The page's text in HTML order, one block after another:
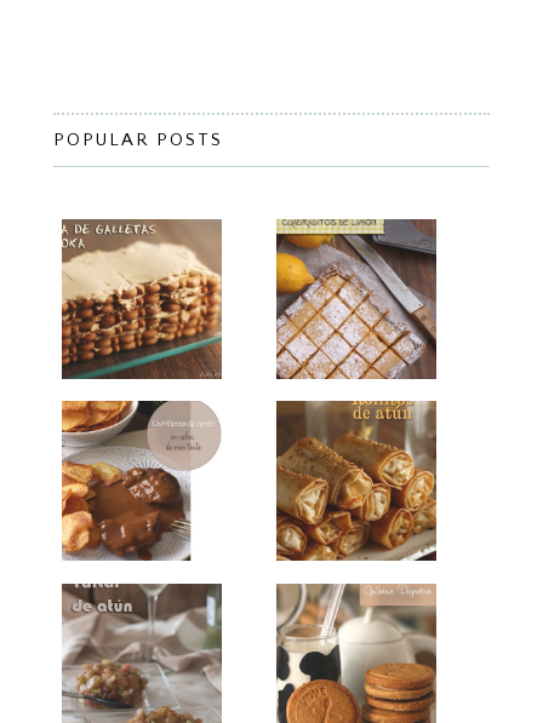
POPULAR POSTS